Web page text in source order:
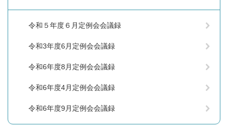
令和５年度６月定例会会議録
令和3年度6月定例会会議録
令和6年度8月定例会会議録
令和6年度4月定例会会議録
令和6年度9月定例会会議録